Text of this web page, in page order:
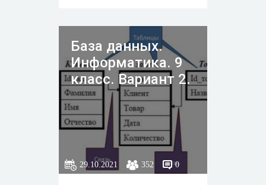
База данных.
Информатика. 9
класс. Вариант 2.
29.10.2021 352 0